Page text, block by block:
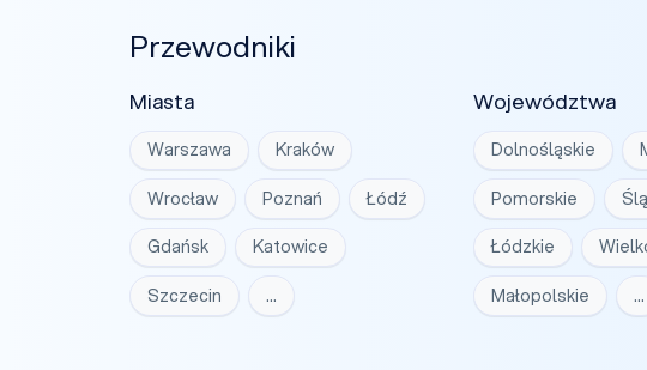
Przewodniki
Miasta
Warszawa Kraków
Wrocław Poznań Łódź
Gdańsk Katowice
Szczecin …
Województwa
Dolnośląskie
Pomorskie
Łódzkie
Małopolskie …